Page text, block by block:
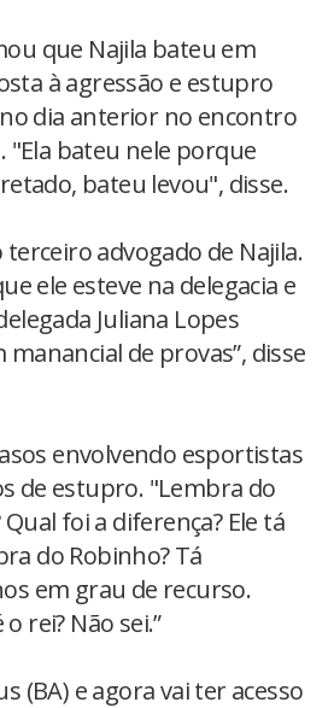
que Najila bateu em
à agressão e estupro
dia anterior no encontro
"Ela bateu nele porque
bateu levou", disse.
terceiro advogado de Najila.
ele esteve na delegacia e
Juliana Lopes
manancial de provas”, disse
envolvendo esportistas
de estupro. "Lembra do
foi a diferença? Ele tá
do Robinho? Tá
em grau de recurso.
rei? Não sei.”
(BA) e agora vai ter acesso